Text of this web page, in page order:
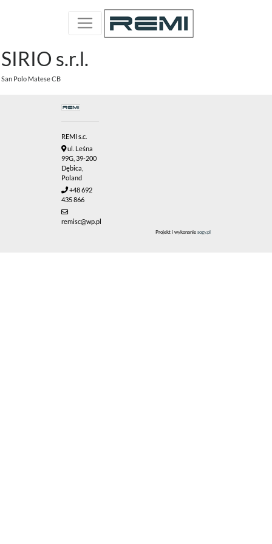
SIRIO s.r.l.
San Polo Matese CB
REMI s.c.
ul. Leśna
99G, 39-200
Dębica,
Poland
+48 692
435 866
remisc@wp.pl
Projekt i wykonanie sogy.pl